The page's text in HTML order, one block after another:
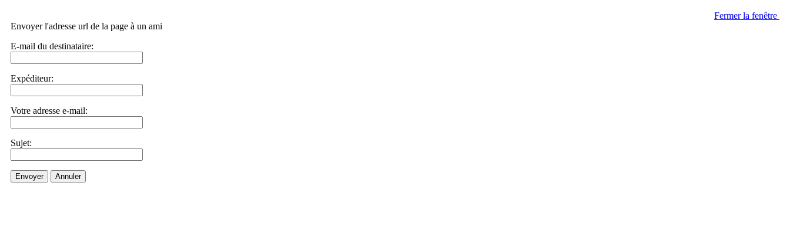
Fermer la fenêtre
Envoyer l'adresse url de la page à un ami
E-mail du destinataire:
Expéditeur:
Votre adresse e-mail:
Sujet:
Envoyer Annuler